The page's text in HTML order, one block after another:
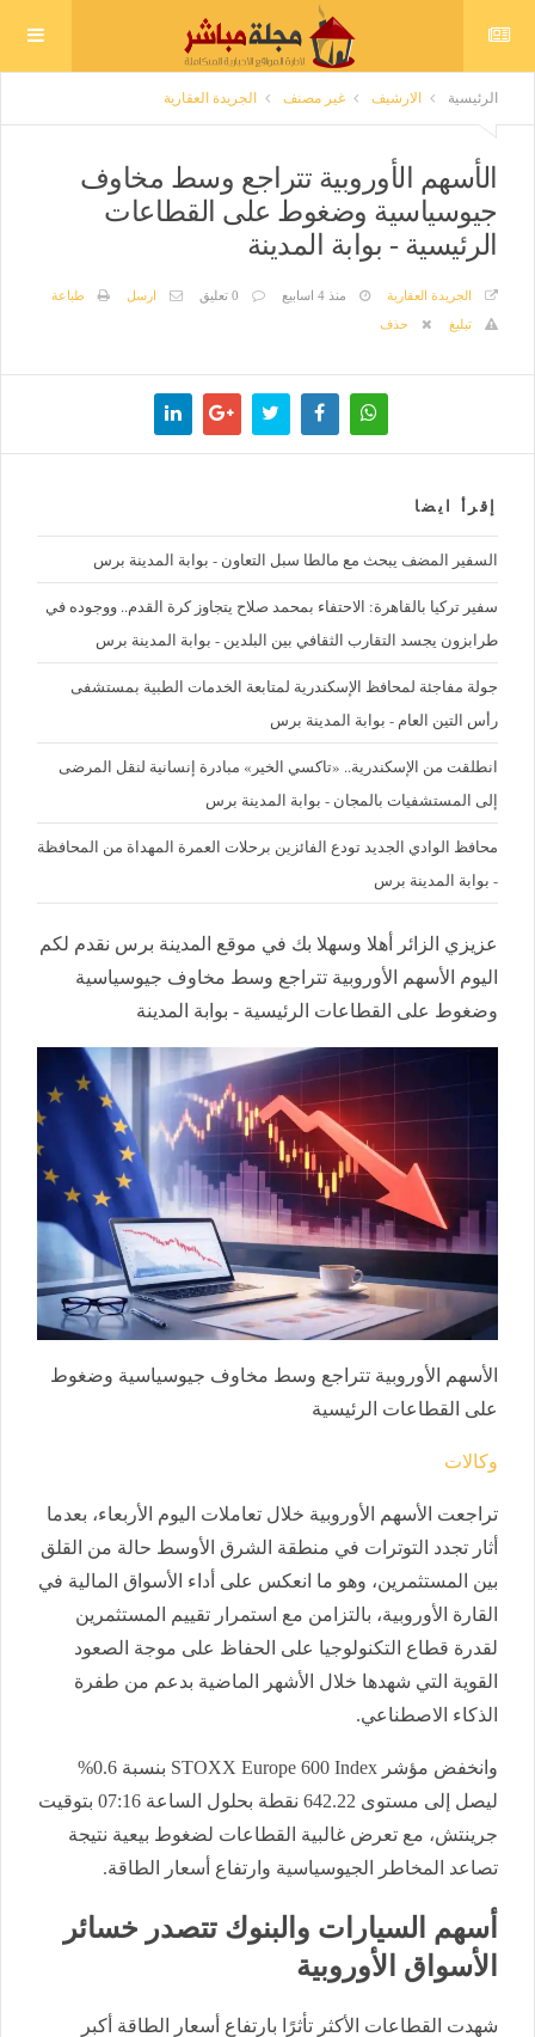
الرئيسية الارشيف غير مصنف الجريدة العقارية
الأسهم الأوروبية تتراجع وسط مخاوف
جيوسياسية وضغوط على القطاعات
الرئيسية - بوابة المدينة
الجريدة العقارية منذ 4 اسابيع 0 تعليق ارسل
طباعة
تبليغ
حذف
إقرأ ايضا
السفير المضف يبحث مع مالطا سبل التعاون - بوابة المدينة برس
سفير تركيا بالقاهرة: الاحتفاء بمحمد صلاح يتجاوز كرة القدم.. ووجوده في
طرابزون يجسد التقارب الثقافي بين البلدين - بوابة المدينة برس
جولة مفاجئة لمحافظ الإسكندرية لمتابعة الخدمات الطبية بمستشفى
رأس التين العام - بوابة المدينة برس
انطلقت من الإسكندرية.. «تاكسي الخير» مبادرة إنسانية لنقل المرضى
إلى المستشفيات بالمجان - بوابة المدينة برس
محافظ الوادي الجديد تودع الفائزين برحلات العمرة المهداة من المحافظة
- بوابة المدينة برس
عزيزي الزائر أهلا وسهلا بك في موقع المدينة برس نقدم لكم
اليوم الأسهم الأوروبية تتراجع وسط مخاوف جيوسياسية
وضغوط على القطاعات الرئيسية - بوابة المدينة
الأسهم الأوروبية تتراجع وسط مخاوف جيوسياسية وضغوط
على القطاعات الرئيسية
وكالات
تراجعت الأسهم الأوروبية خلال تعاملات اليوم الأربعاء، بعدما
أثار تجدد التوترات في منطقة الشرق الأوسط حالة من القلق
بين المستثمرين، وهو ما انعكس على أداء الأسواق المالية في
القارة الأوروبية، بالتزامن مع استمرار تقييم المستثمرين
لقدرة قطاع التكنولوجيا على الحفاظ على موجة الصعود
القوية التي شهدها خلال الأشهر الماضية بدعم من طفرة
الذكاء الاصطناعي.
وانخفض مؤشر STOXX Europe 600 Index بنسبة 0.6%
ليصل إلى مستوى 642.22 نقطة بحلول الساعة 07:16 بتوقيت
جرينتش، مع تعرض غالبية القطاعات لضغوط بيعية نتيجة
تصاعد المخاطر الجيوسياسية وارتفاع أسعار الطاقة.
أسهم السيارات والبنوك تتصدر خسائر
الأسواق الأوروبية
شهدت القطاعات الأكثر تأثرًا بارتفاع أسعار الطاقة أكبر